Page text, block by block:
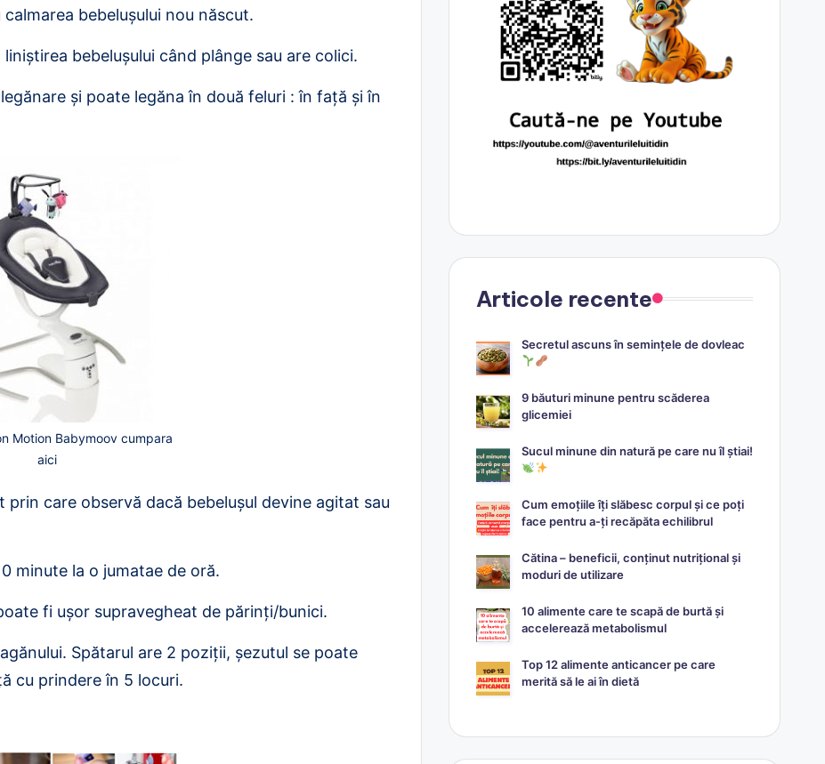
bebelușului nou născut.
bebelușului când plânge sau are colici.
și poate legăna în două feluri : în față și în
Motion Babymoov cumpara
aici
care observă dacă bebelușul devine agitat sau
minute la o jumatae de oră.
fi ușor supravegheat de părinți/bunici.
Spătarul are 2 poziții, șezutul se poate
cu prindere în 5 locuri.
Articole recente
Secretul ascuns în semințele de dovleac
9 băuturi minune pentru scăderea
glicemiei
Sucul minune din natură pe care nu îl știai!
Cum emoțiile îți slăbesc corpul și ce poți
face pentru a-ți recăpăta echilibrul
Cătina – beneficii, conținut nutrițional și
moduri de utilizare
10 alimente care te scapă de burtă și
accelerează metabolismul
Top 12 alimente anticancer pe care
merită să le ai în dietă